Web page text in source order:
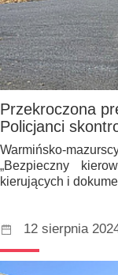
Przekroczona
Policjanci
Warmińsko-
„Bezpieczny
kierujących i
12 sierpnia